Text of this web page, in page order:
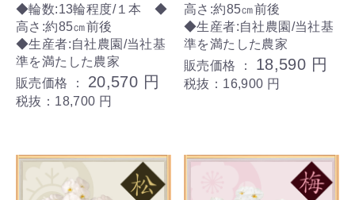
◆輪数:13輪程度/１本 ◆
高さ:約85㎝前後
◆生産者:自社農園/当社基
準を満たした農家
販売価格 ： 20,570 円
税抜：18,700 円
高さ:約85㎝前後
◆生産者:自社農園/当社基
準を満たした農家
販売価格 ： 18,590 円
税抜：16,900 円